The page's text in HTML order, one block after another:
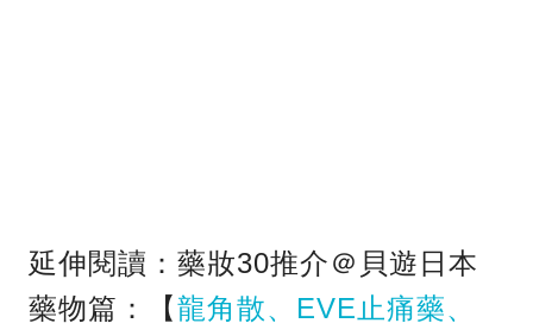
延伸閱讀：藥妝30推介＠貝遊日本
藥物篇：【龍角散、EVE止痛藥、